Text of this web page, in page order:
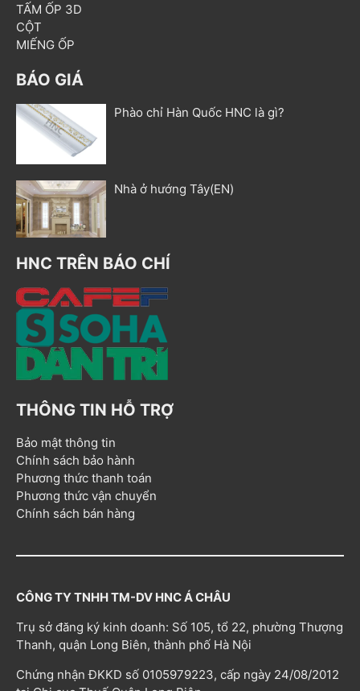
TẤM ỐP 3D
CỘT
MIẾNG ỐP
BÁO GIÁ
Phào chỉ Hàn Quốc HNC là gì?
Nhà ở hướng Tây(EN)
HNC TRÊN BÁO CHÍ
THÔNG TIN HỖ TRỢ
Bảo mật thông tin
Chính sách bảo hành
Phương thức thanh toán
Phương thức vận chuyển
Chính sách bán hàng
CÔNG TY TNHH TM-DV HNC Á CHÂU
Trụ sở đăng ký kinh doanh: Số 105, tổ 22, phường Thượng
Thanh, quận Long Biên, thành phố Hà Nội
Chứng nhận ĐKKD số 0105979223, cấp ngày 24/08/2012